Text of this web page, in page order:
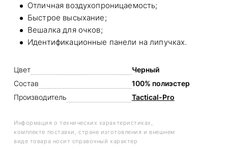
Отличная воздухопроницаемость;
Быстрое высыхание;
Вешалка для очков;
Идентификационные панели на липучках.
Цвет
Черный
Состав
100% полиэстер
Производитель
Tactical-Pro
Информация о технических характеристиках,
комплекте поставки, стране изготовления и внешнем
виде товара носит справочный характер